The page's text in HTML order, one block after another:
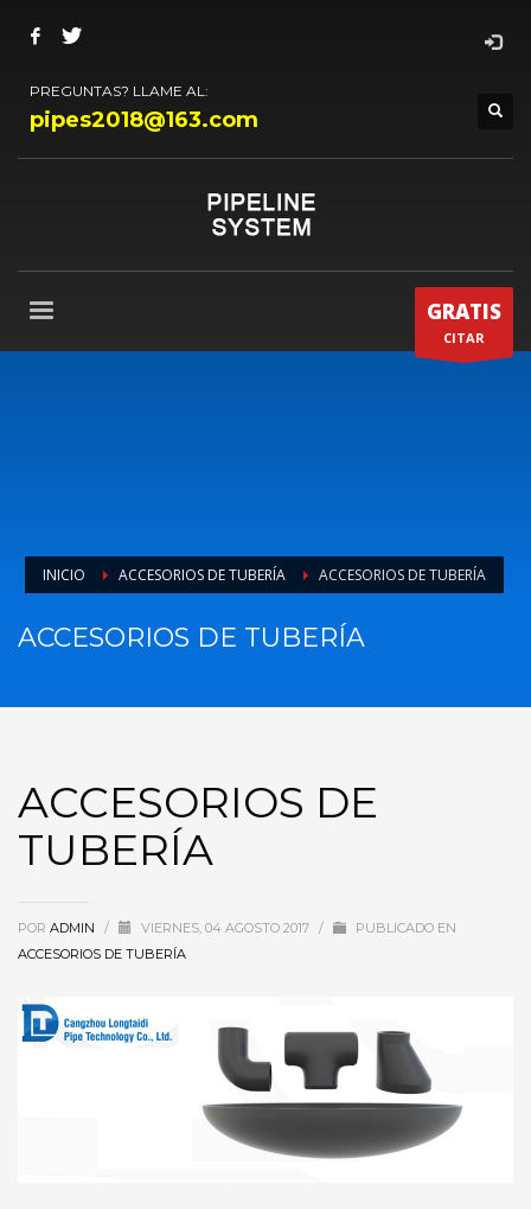
PREGUNTAS? LLAME AL:
pipes2018@163.com
GRATIS
CITAR
INICIO ACCESORIOS DE TUBERÍA ACCESORIOS DE TUBERÍA
ACCESORIOS DE TUBERÍA
ACCESORIOS DE
TUBERÍA
POR ADMIN / VIERNES, 04 AGOSTO 2017 /
PUBLICADO EN
ACCESORIOS DE TUBERÍA